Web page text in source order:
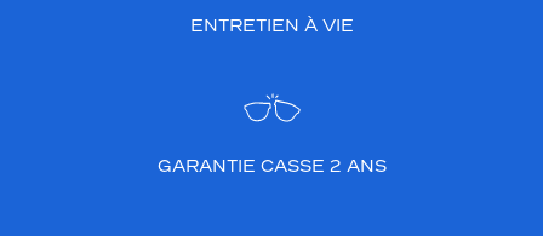
ENTRETIEN À VIE
GARANTIE CASSE 2 ANS